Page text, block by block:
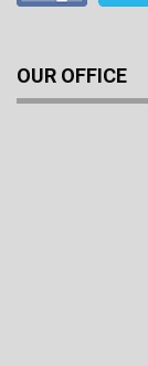
OUR OFFICE